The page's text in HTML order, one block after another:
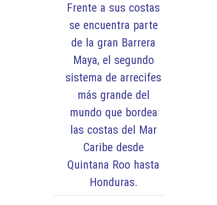
Frente a sus costas
se encuentra parte
de la gran Barrera
Maya, el segundo
sistema de arrecifes
más grande del
mundo que bordea
las costas del Mar
Caribe desde
Quintana Roo hasta
Honduras.